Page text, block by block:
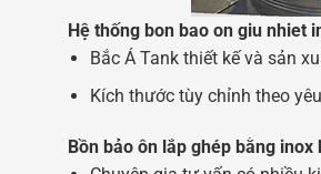
Hệ thống bon bao on giu nhiet
Bắc Á Tank thiết kế và sản
Kích thước tùy chỉnh theo
Bồn bảo ôn lắp ghép bằng